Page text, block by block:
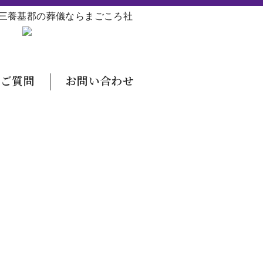
養基郡の葬儀ならまごころ社
質問 お問い合わせ